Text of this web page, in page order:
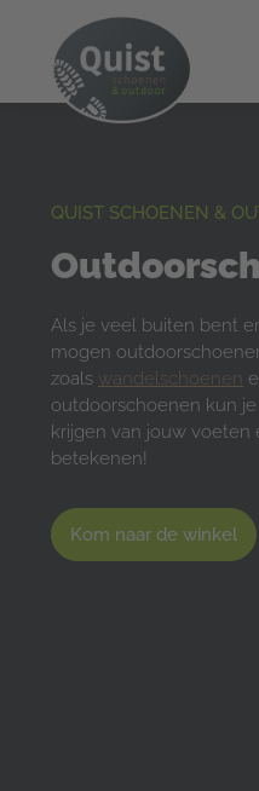
QUIST SCHOENEN &
Als je veel buiten bent
mogen
zoals wandelschoenen
outdoorschoenen kun
krijgen van jouw voeten
betekenen!
Kom naar de winkel